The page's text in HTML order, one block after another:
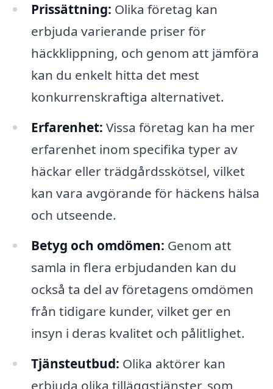
Prissättning: Olika företag kan
erbjuda varierande priser för
häckklippning, och genom att jämföra
kan du enkelt hitta det mest
konkurrenskraftiga alternativet.
Erfarenhet: Vissa företag kan ha mer
erfarenhet inom specifika typer av
häckar eller trädgårdsskötsel, vilket
kan vara avgörande för häckens hälsa
och utseende.
Betyg och omdömen: Genom att
samla in flera erbjudanden kan du
också ta del av företagens omdömen
från tidigare kunder, vilket ger en
insyn i deras kvalitet och pålitlighet.
Tjänsteutbud: Olika aktörer kan
erbjuda olika tilläggstjänster, som